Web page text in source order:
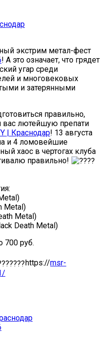
экстрим метал-фест
! А это означает, что грядет
угар среди
и многовековых
и затерянными
правильно,
вас лютейшую препати
| Краснодар! 13 августа
и 4 ломовейшие
хаос в чертогах клуба
правильно!
Metal)
Metal)
Death Metal)
700 руб.
https://msr-